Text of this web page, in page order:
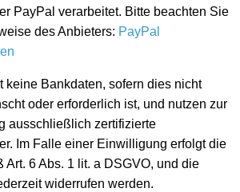
PayPal verarbeitet. Bitte beachten Sie
des Anbieters: PayPal
keine Bankdaten, sofern dies nicht
oder erforderlich ist, und nutzen zur
ausschließlich zertifizierte
Im Falle einer Einwilligung erfolgt die
Art. 6 Abs. 1 lit. a DSGVO, und die
widerrufen werden.